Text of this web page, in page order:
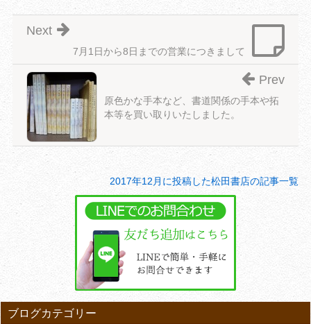
7月1日から8日までの営業につきまして
Next
原色かな手本など、書道関係の手本や拓
本等を買い取りいたしました。
Prev
2017年12月に投稿した松田書店の記事一覧
ブログカテゴリー